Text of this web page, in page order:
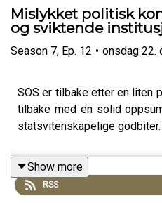
Mislykket politisk
og sviktende
Season 7, Ep. 12 • onsdag 22.
SOS er tilbake etter en liten
tilbake med en solid
statsvitenskapelige godbiter.
Show more
RSS